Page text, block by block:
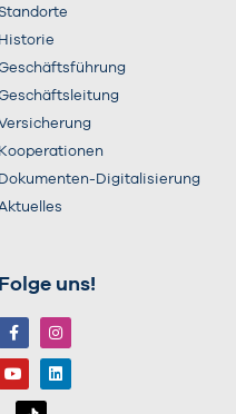
Historie
Kooperationen
Dokumenten-Digitalisierung
Folge uns!